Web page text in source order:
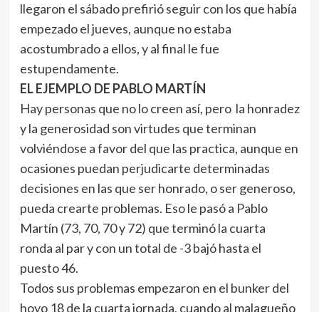
llegaron el sábado prefirió seguir con los que había
empezado el jueves, aunque no estaba
acostumbrado a ellos, y al final le fue
estupendamente.
EL EJEMPLO DE PABLO MARTÍN
Hay personas que no lo creen así, pero la honradez
y la generosidad son virtudes que terminan
volviéndose a favor del que las practica, aunque en
ocasiones puedan perjudicarte determinadas
decisiones en las que ser honrado, o ser generoso,
pueda crearte problemas. Eso le pasó a Pablo
Martín (73, 70, 70 y 72) que terminó la cuarta
ronda al par y con un total de -3 bajó hasta el
puesto 46.
Todos sus problemas empezaron en el bunker del
hoyo 18 de la cuarta jornada, cuando al malagueño